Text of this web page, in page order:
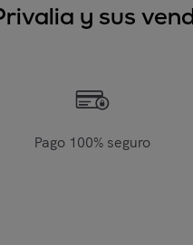
y sus
Pago 100% seguro